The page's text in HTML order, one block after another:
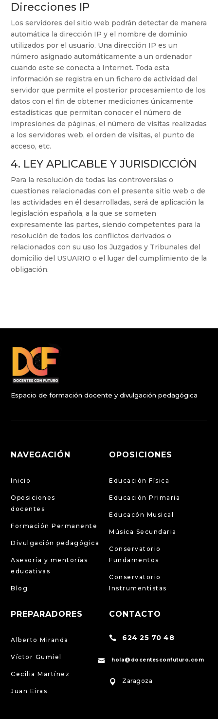
Direcciones IP
Los servidores del sitio web podrán detectar de manera
automática la dirección IP y el nombre de dominio
utilizados por el usuario. Una dirección IP es un
número asignado automáticamente a un ordenador
cuando este se conecta a Internet. Toda esta
información se registra en un fichero de actividad del
servidor que permite el posterior procesamiento de los
datos con el fin de obtener mediciones únicamente
estadísticas que permitan conocer el número de
impresiones de páginas, el número de visitas realizadas
a los servidores web, el orden de visitas, el punto de
acceso, etc.
4. LEY APLICABLE Y JURISDICCIÓN
Para la resolución de todas las controversias o
cuestiones relacionadas con el presente sitio web o de
las actividades en él desarrolladas, será de aplicación la
legislación española, a la que se someten
expresamente las partes, siendo competentes para la
resolución de todos los conflictos derivados o
relacionados con su uso los Juzgados y Tribunales del
domicilio del USUARIO o el lugar del cumplimiento de la
obligación.
Espacio de formación docente y divulgación pedagógica
NAVEGACIÓN
Inicio
Oposiciones
docentes
Formación Permanente
Divulgación pedagógica
Asesoría y mentorías
educativas
Blog
PREPARADORES
Alberto Miranda
Víctor Gumiel
Cecilia Martínez
Juan Eiras
OPOSICIONES
Educación Física
Educación Primaria
Educacón Musical
Música Secundaria
Conservatorio
Fundamentos
Conservatorio
Instrumentistas
CONTACTO
 624 25 70 48
 hola@docentesconfuturo.com
 Zaragoza